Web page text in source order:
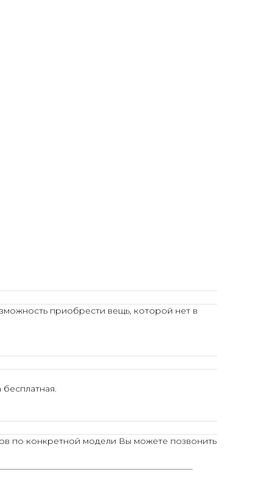
приобрести вещь, которой нет в
по конкретной модели Вы можете позвонить